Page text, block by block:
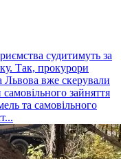
судитимуть за
Так, прокурори
Львова вже скерували
зайняття
та самовільного